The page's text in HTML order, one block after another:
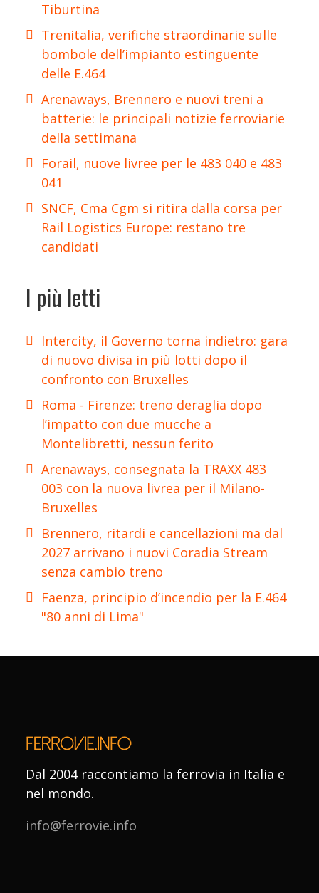
Tiburtina
Trenitalia, verifiche straordinarie sulle
bombole dell’impianto estinguente
delle E.464
Arenaways, Brennero e nuovi treni a
batterie: le principali notizie ferroviarie
della settimana
Forail, nuove livree per le 483 040 e 483
041
SNCF, Cma Cgm si ritira dalla corsa per
Rail Logistics Europe: restano tre
candidati
I più letti
Intercity, il Governo torna indietro: gara
di nuovo divisa in più lotti dopo il
confronto con Bruxelles
Roma - Firenze: treno deraglia dopo
l’impatto con due mucche a
Montelibretti, nessun ferito
Arenaways, consegnata la TRAXX 483
003 con la nuova livrea per il Milano-
Bruxelles
Brennero, ritardi e cancellazioni ma dal
2027 arrivano i nuovi Coradia Stream
senza cambio treno
Faenza, principio d’incendio per la E.464
"80 anni di Lima"
Dal 2004 raccontiamo la ferrovia in Italia e
nel mondo.
info@ferrovie.info